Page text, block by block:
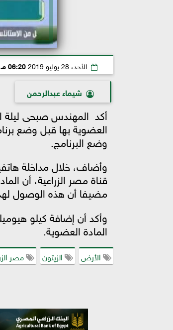
الأحد، 28 يوليو 2019 06:20 مـ
شيماء عبدالرحمن
أكد المهندس صبحى ليلة
العضوية بها قبل وضع
وضع البرنامج.
وأضاف،خلال مداخلة
مضيفا أن هذه الوصول
المادة العضوية.
الأرض الزيتون مصر